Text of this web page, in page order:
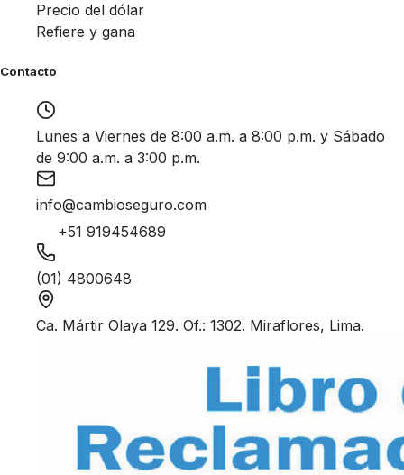
Precio del dólar
Refiere y gana
Contacto
Lunes a Viernes de 8:00 a.m. a 8:00 p.m. y Sábado
de 9:00 a.m. a 3:00 p.m.
info@cambioseguro.com
+51 919454689
(01) 4800648
Ca. Mártir Olaya 129. Of.: 1302. Miraflores, Lima.